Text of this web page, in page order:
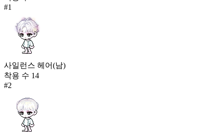
#1
사일런스 헤어(남)
착용 수 14
#2